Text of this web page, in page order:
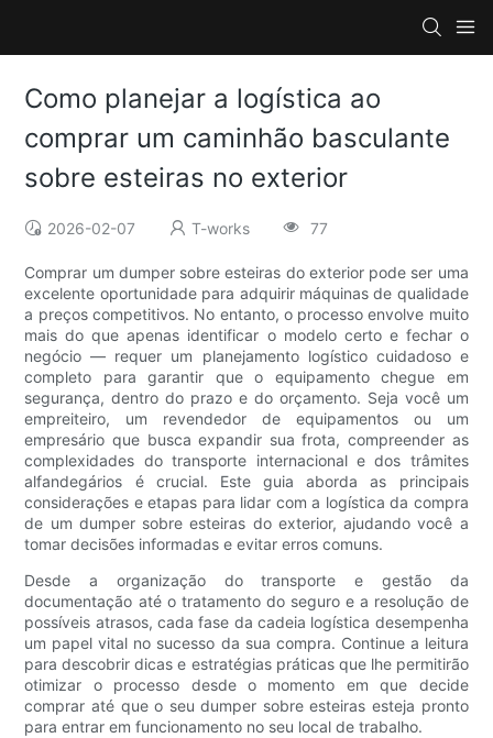
Como planejar a logística ao
comprar um caminhão basculante
sobre esteiras no exterior
2026-02-07 T-works 77
Comprar um dumper sobre esteiras do exterior pode ser uma
excelente oportunidade para adquirir máquinas de qualidade
a preços competitivos. No entanto, o processo envolve muito
mais do que apenas identificar o modelo certo e fechar o
negócio — requer um planejamento logístico cuidadoso e
completo para garantir que o equipamento chegue em
segurança, dentro do prazo e do orçamento. Seja você um
empreiteiro, um revendedor de equipamentos ou um
empresário que busca expandir sua frota, compreender as
complexidades do transporte internacional e dos trâmites
alfandegários é crucial. Este guia aborda as principais
considerações e etapas para lidar com a logística da compra
de um dumper sobre esteiras do exterior, ajudando você a
tomar decisões informadas e evitar erros comuns.
Desde a organização do transporte e gestão da
documentação até o tratamento do seguro e a resolução de
possíveis atrasos, cada fase da cadeia logística desempenha
um papel vital no sucesso da sua compra. Continue a leitura
para descobrir dicas e estratégias práticas que lhe permitirão
otimizar o processo desde o momento em que decide
comprar até que o seu dumper sobre esteiras esteja pronto
para entrar em funcionamento no seu local de trabalho.